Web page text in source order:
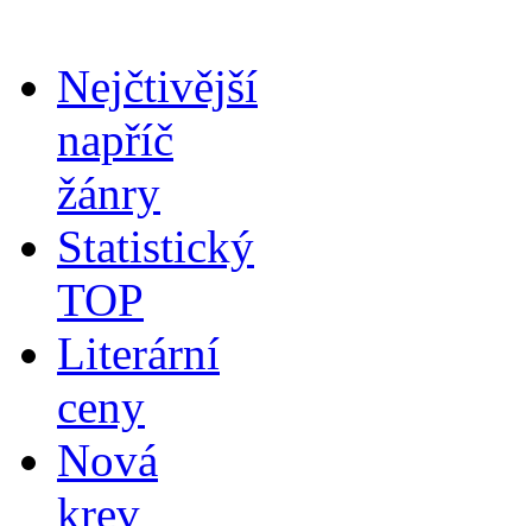
Nejčtivější
napříč
žánry
Statistický
TOP
Literární
ceny
Nová
krev